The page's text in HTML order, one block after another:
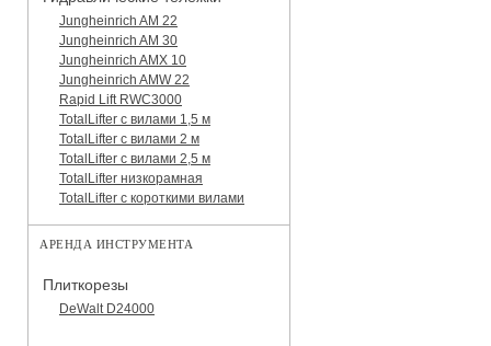
Jungheinrich AM 22
Jungheinrich AM 30
Jungheinrich AMX 10
Jungheinrich AMW 22
Rapid Lift RWC3000
TotalLifter с вилами 1,5 м
TotalLifter с вилами 2 м
TotalLifter с вилами 2,5 м
TotalLifter низкорамная
TotalLifter с короткими вилами
АРЕНДА ИНСТРУМЕНТА
Плиткорезы
DeWalt D24000